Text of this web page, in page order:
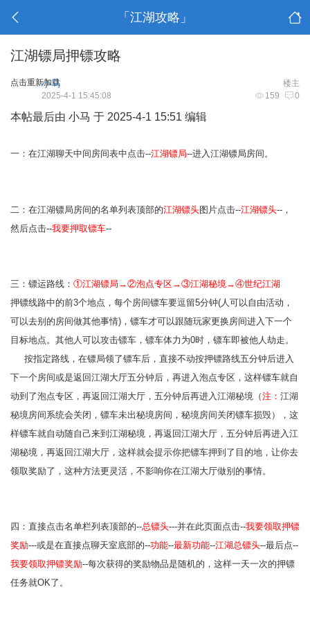
「江湖攻略」
江湖镖局押镖攻略
点击重新加载 楼主
小马
159 0
2025-4-1 15:45:08
本帖最后由 小马 于 2025-4-1 15:51 编辑
一：在江湖聊天中间房间表中点击--江湖镖局--进入江湖镖局房间。
二：在江湖镖局房间的名单列表顶部的江湖镖头图片点击--江湖镖头--，
然后点击--我要押取镖车--
三：镖运路线： ①江湖镖局→②泡点专区→③江湖秘境→④世纪江湖
押镖线路中的前3个地点，每个房间镖车要逗留5分钟(人可以自由活动，
可以去别的房间做其他事情)，镖车才可以跟随玩家更换房间进入下一个
目标地点。其他人可以攻击镖车，镖车体力为0时，镖车即被他人劫走。
按指定路线，在镖局领了镖车后，直接不动按押镖路线五分钟后进入
下一个房间或是返回江湖大厅五分钟后，再进入泡点专区，这样镖车就自
动到了泡点专区，再返回江湖大厅，五分钟后再进入江湖秘境（注： 江湖
秘境房间系统会关闭，镖车未出秘境房间，秘境房间关闭镖车损毁）
，这
样镖车就自动随自己来到江湖秘境 ，再返回江湖大厅，五分钟后再进入江
湖秘境 ，再返回江湖大厅，这样就会提示你把镖车押到了目的地，让你去
领取奖励了， 这种方法更灵活，不影响你在江湖大厅做别的事情。
四：直接点击名单栏列表顶部的--总镖头---并在此页面点击--我要领取押镖
奖励---或是在直接点聊天室底部的--功能--最新功能--江湖总镖头--最后点--
我要领取押镖奖励--每次获得的奖励物品是随机的， 这样一天一次的押镖
任务就OK了。